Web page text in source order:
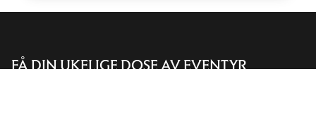
Finn butikk Help
FÅ DIN UKELIGE DOSE AV EVENTYR